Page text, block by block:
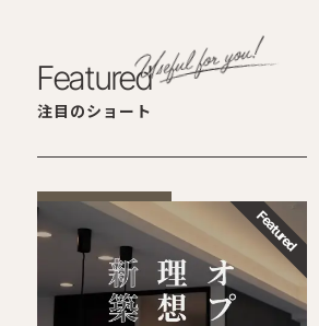
Featured
注目のショート